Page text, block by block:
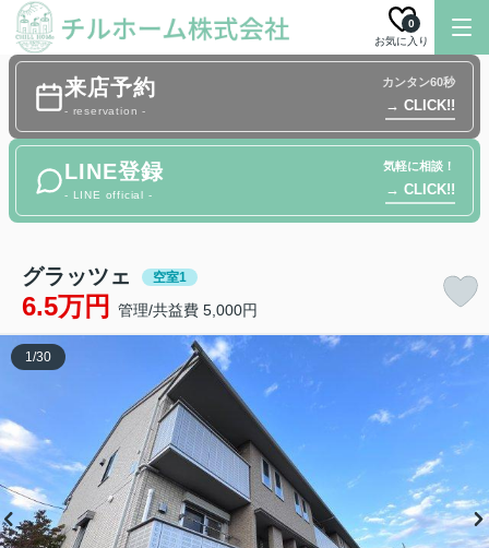
お気に入り
0
来店予約
- reservation -
カンタン60秒
→ CLICK!!
LINE登録
- LINE official -
気軽に相談！
→ CLICK!!
グラッツェ 空室1
6.5万円 管理/共益費 5,000円
1/30